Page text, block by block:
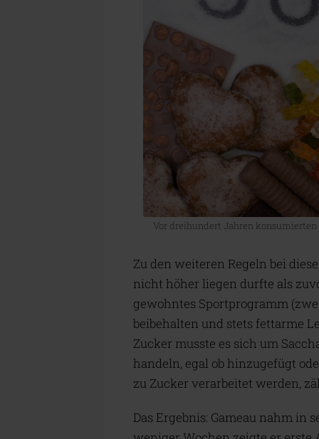
Vor dreihundert Jahren
Zu den weiteren Regeln bei
nicht höher liegen durfte als
gewohntes Sportprogramm
beibehalten und stets fettarme
Zucker musste es sich um
handeln, egal ob hinzugefügt
zu Zucker verarbeitet werden,
Das Ergebnis: Gameau nahm in